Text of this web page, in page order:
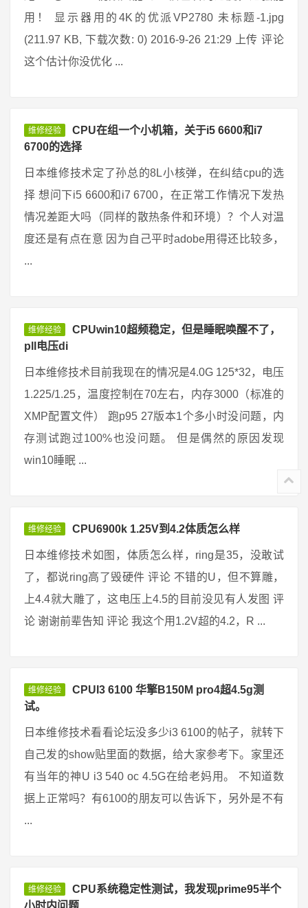
用！ 显示器用的4K的优派VP2780 未标题-1.jpg
(211.97 KB, 下载次数: 0) 2016-9-26 21:29 上传 评论
这个估计你没优化 ...
维修经验
CPU在组一个小机箱，关于i5 6600和i7
6700的选择
日本维修技术定了孙总的8L小核弹，在纠结cpu的选
择 想问下i5 6600和i7 6700，在正常工作情况下发热
情况差距大吗（同样的散热条件和环境）？个人对温
度还是有点在意 因为自己平时adobe用得还比较多，
...
维修经验
CPUwin10超频稳定，但是睡眠唤醒不了，
pll电压di
日本维修技术目前我现在的情况是4.0G 125*32，电压
1.225/1.25，温度控制在70左右，内存3000（标准的
XMP配置文件） 跑p95 27版本1个多小时没问题，内
存测试跑过100%也没问题。 但是偶然的原因发现
win10睡眠 ...
维修经验 CPU6900k 1.25V到4.2体质怎么样
日本维修技术如图，体质怎么样，ring是35，没敢试
了，都说ring高了毁硬件 评论 不错的U，但不算雕，
上4.4就大雕了，这电压上4.5的目前没见有人发图 评
论 谢谢前辈告知 评论 我这个用1.2V超的4.2，R ...
维修经验
CPUI3 6100 华擎B150M pro4超4.5g测
试。
日本维修技术看看论坛没多少i3 6100的帖子，就转下
自己发的show贴里面的数据，给大家参考下。家里还
有当年的神U i3 540 oc 4.5G在给老妈用。 不知道数
据上正常吗？有6100的朋友可以告诉下，另外是不有
...
维修经验
CPU系统稳定性测试，我发现prime95半个
小时内问题